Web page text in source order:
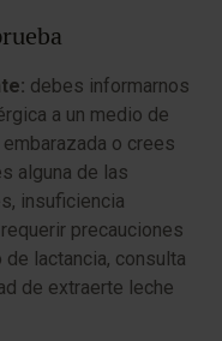
debes informarnos
a un medio de
o crees
alguna de las
insuficiencia
precauciones
lactancia, consulta
de extraerte leche